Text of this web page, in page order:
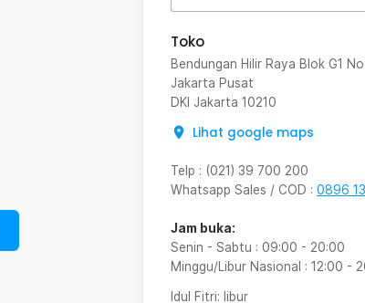
Toko
Bendungan Hilir Raya Blok G1
Jakarta Pusat
DKI Jakarta 10210
Lihat google maps
Telp : (021) 39 700 200
Whatsapp Sales / COD : 0896
Jam buka:
Senin - Sabtu : 09:00 - 20:00
Minggu/Libur Nasional : 12:00 -
Idul Fitri: libur